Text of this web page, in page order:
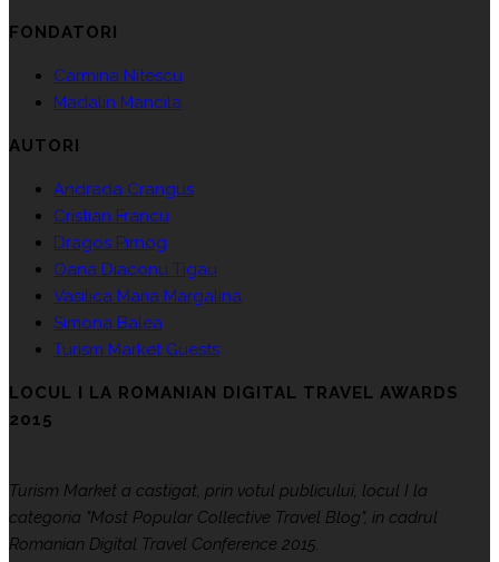
FONDATORI
Carmina Nitescu
Madalin Mancila
AUTORI
Andrada Crangus
Cristian Francu
Dragos Pirnog
Oana Diaconu Tigau
Vasilica Maria Margalina
Simona Balea
Turism Market Guests
LOCUL I LA ROMANIAN DIGITAL TRAVEL AWARDS
2015
Turism Market a castigat, prin votul publicului, locul I la
categoria "Most Popular Collective Travel Blog", in cadrul
Romanian Digital Travel Conference 2015.